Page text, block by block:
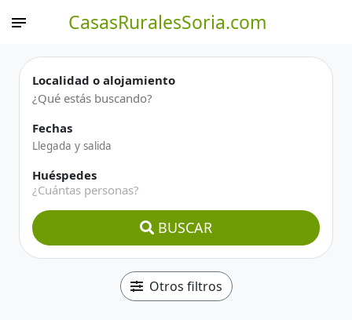
CasasRuralesSoria.com
Localidad o alojamiento
Fechas
Huéspedes
¿Cuántas personas?
BUSCAR
Otros filtros